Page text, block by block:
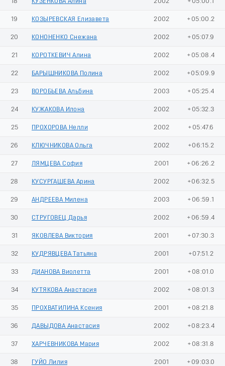
19 КОЗЫРЕВСКАЯ Елизавета 2002 +05:00.2
20 КОНОНЕНКО Снежана 2002 +05:07.9
21 КОРОТКЕВИЧ Алина 2002 +05:08.4
22 БАРЫШНИКОВА Полина 2002 +05:09.9
23 ВОРОБЬЕВА Альбина 2003 +05:25.4
24 КУЖАКОВА Илона 2002 +05:32.3
25 ПРОХОРОВА Нелли 2002 +05:47.6
26 КЛЮЧНИКОВА Ольга 2002 +06:15.2
27 ЛЯМЦЕВА София 2001 +06:26.2
28 КУСУРГАШЕВА Арина 2002 +06:32.5
29 АНДРЕЕВА Милена 2003 +06:59.1
30 СТРУГОВЕЦ Дарья 2002 +06:59.4
31 ЯКОВЛЕВА Виктория 2001 +07:30.3
32 КУДРЯВЦЕВА Татьяна 2001 +07:51.2
33 ДИАНОВА Виолетта 2001 +08:01.0
34 КУТЯКОВА Анастасия 2002 +08:01.3
35 ПРОХВАТИЛИНА Ксения 2001 +08:21.8
36 ДАВЫДОВА Анастасия 2002 +08:23.4
37 ХАРЧЕВНИКОВА Мария 2002 +08:31.8
38 ГУЙО Лилия 2001 +09:03.0